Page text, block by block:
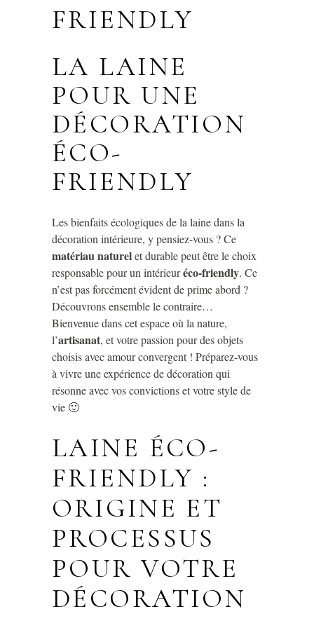
FRIENDLY
LA LAINE
POUR UNE
DÉCORATION
ÉCO-
FRIENDLY
Les bienfaits écologiques de la laine dans la
décoration intérieure, y pensiez-vous ? Ce
matériau naturelet durable peut être le choix
responsable pour un intérieuréco-friendly. Ce
n’est pas forcément évident de prime abord ?
Découvrons ensemble le contraire…
Bienvenue dans cet espace où la nature,
l’artisanat, et votre passion pour des objets
choisis avec amour convergent ! Préparez-vous
à vivre une expérience de décoration qui
résonne avec vos convictions et votre style de
vie 🙂
LAINE ÉCO-
FRIENDLY :
ORIGINE ET
PROCESSUS
POUR VOTRE
DÉCORATION